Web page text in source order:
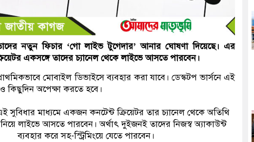
নতুন ফিচার ‘গো লাইভ টুগেদার’ আনার ঘোষণা দিয়েছে। এর
একসঙ্গে তাদের চ্যানেল থেকে লাইভে আসতে পারবেন।
মোবাইল ডিভাইসে ব্যবহার করা যাবে। ডেস্কটপ ভার্সনে এই
কিছুদিন অপেক্ষা করতে হবে।
সুবিধার মাধ্যমে একজন কনটেন্ট ক্রিয়েটর তার চ্যানেল থেকে অতিথি
নিয়ে লাইভে আসতে পারবেন। অর্থাৎ দুইজনই তাদের নিজস্ব অ্যাকাউন্ট
ব্যবহার করে সহ-স্ট্রিমিংয়ে যেতে পারবেন।